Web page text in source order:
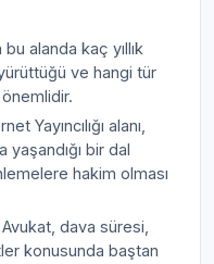
bu alanda kaç yıllık
ve hangi tür
önemlidir.
Yayıncılığı alanı,
bir dal
hakim olması
Avukat, dava süresi,
konusunda baştan